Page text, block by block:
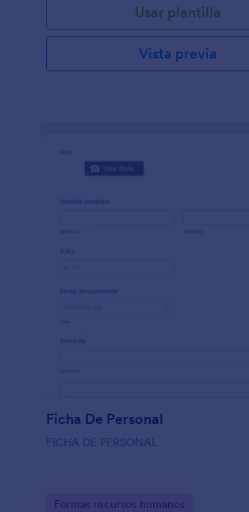
Usar plantilla
Vista previa
Ficha De Personal
FICHA DE PERSONAL
Go to Category:
Formas recursos humanos